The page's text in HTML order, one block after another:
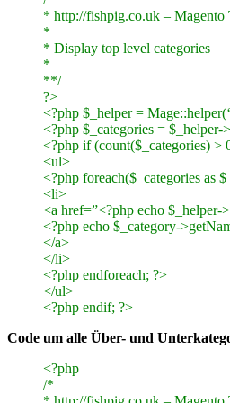
* http://fishpig.co.uk – Magento
*
* Display top level categories
*
**/
?>
<?php $_helper =
<?php $_categories = $_helper-
<?php if (count($_categories) >
<ul>
<?php foreach($_categories as
<li>
<a href=”<?php echo
<?php echo $_category-
</a>
</li>
<?php endforeach; ?>
</ul>
<?php endif; ?>
Code um alle Über- und
<?php
/*